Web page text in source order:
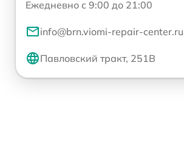
Ежедневно с 9:00 до 21:00
info@brn.viomi-repair-center.ru
Павловский тракт, 251В